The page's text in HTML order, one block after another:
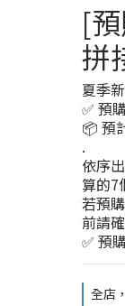
[
拼
夏季
✅ 預
📦 預
.
依序
算的7
若預
前請
✅ 預
全店